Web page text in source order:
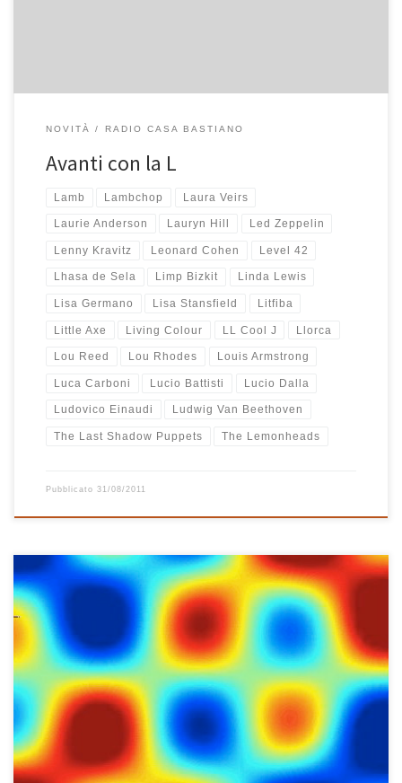
NOVITÀ RADIO CASA BASTIANO
Avanti con la L
Lamb Lambchop Laura Veirs
Laurie Anderson Lauryn Hill Led Zeppelin
Lenny Kravitz Leonard Cohen Level 42
Lhasa de Sela Limp Bizkit Linda Lewis
Lisa Germano Lisa Stansfield Litfiba
Little Axe Living Colour LL Cool J Llorca
Lou Reed Lou Rhodes Louis Armstrong
Luca Carboni Lucio Battisti Lucio Dalla
Ludovico Einaudi Ludwig Van Beethoven
The Last Shadow Puppets The Lemonheads
Pubblicato 31/08/2011
Playlist un po’ ’80, ma non troppo… da Patti Smith che si diverte a
cantare Everybody Wants to Rule the World dei Tears for Fears a
Ben Folds e Grant Lee Phillips che ripescano In Between Days e
Boys Don’t Cry dei Cure… senza dimenticare alcuni mitici originali
di quel […]